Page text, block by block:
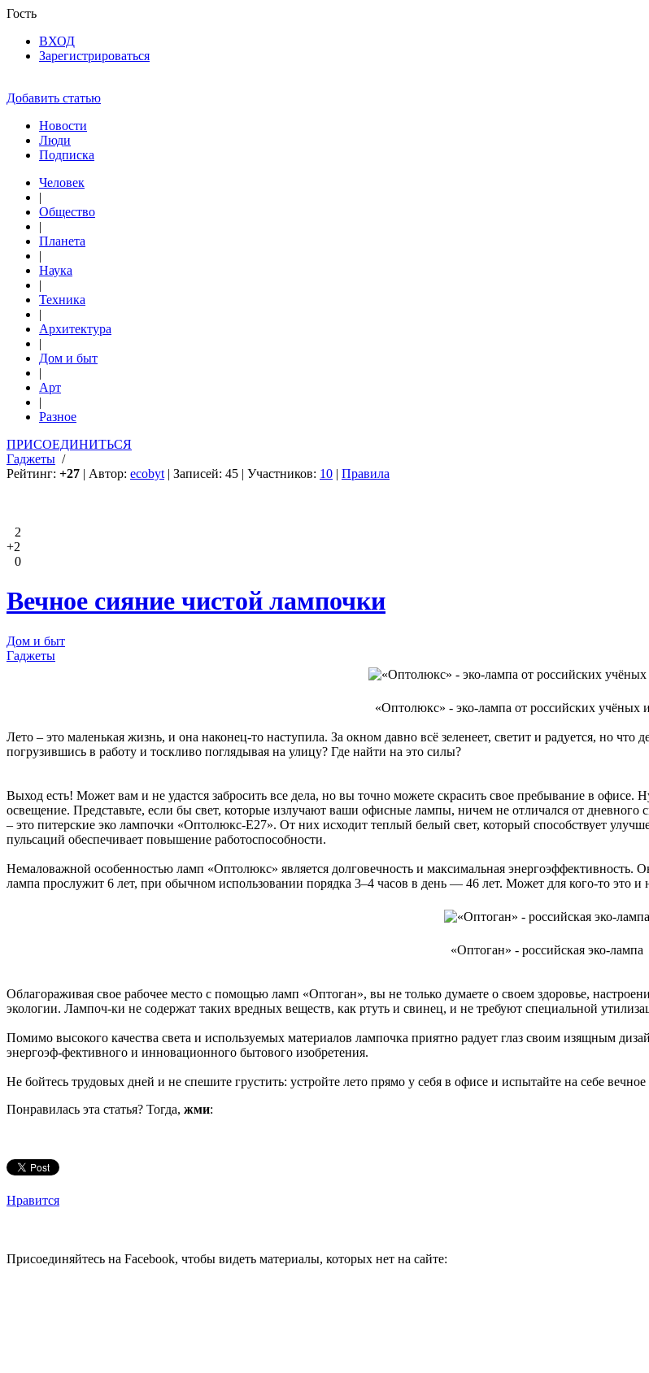
Гость
ВХОД
Зарегистрироваться
Добавить статью
Новости
Люди
Подписка
Человек
|
Общество
|
Планета
|
Наука
|
Техника
|
Архитектура
|
Дом и быт
|
Арт
|
Разное
ПРИСОЕДИНИТЬСЯ
Гаджеты /
Рейтинг: +27 | Автор: ecobyt | Записей: 45 | Участников: 10 | Правила
2
+2
0
Вечное сияние чистой лампочки
Дом и быт
Гаджеты
«Оптолюкс» - эко-лампа от российских учёных
Лето – это маленькая жизнь, и она наконец-то наступила. За окном давно всё зеленеет, светит и радуется, но что
погрузившись в работу и тоскливо поглядывая на улицу? Где найти на это силы?
Выход есть! Может вам и не удастся забросить все дела, но вы точно можете скрасить свое пребывание в
освещение. Представьте, если бы свет, которые излучают ваши офисные лампы, ничем не отличался от
– это питерские эко лампочки «Оптолюкс-Е27». От них исходит теплый белый свет, который способствует
пульсаций обеспечивает повышение работоспособности.
Немаловажной особенностью ламп «Оптолюкс» является долговечность и максимальная
лампа прослужит 6 лет, при обычном использовании порядка 3–4 часов в день — 46 лет. Может для кого-то это и
«Оптоган» - российская эко-лампа
Облагораживая свое рабочее место с помощью ламп «Оптоган», вы не только думаете о своем здоровье,
экологии. Лампоч-ки не содержат таких вредных веществ, как ртуть и свинец, и не требуют специальной
Помимо высокого качества света и используемых материалов лампочка приятно радует глаз своим изящным
энергоэф-фективного и инновационного бытового изобретения.
Не бойтесь трудовых дней и не спешите грустить: устройте лето прямо у себя в офисе и испытайте на себе
Понравилась эта статья? Тогда, жми:
Нравится
Присоединяйтесь на Facebook, чтобы видеть материалы, которых нет на сайте: